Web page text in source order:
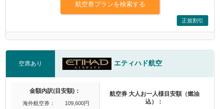
航空券プランを検索する
正規割引
空席あり エティハド航空
金額内訳(目安額)：
海外航空券： 109,600円
航空券 大人お一人様目安額（燃油
込）：